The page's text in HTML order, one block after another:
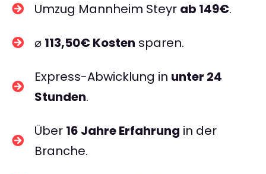
Umzug Mannheim Steyr ab 149€.
⌀ 113,50€ Kosten sparen.
Express-Abwicklung in unter 24
Stunden.
Über 16 Jahre Erfahrung in der
Branche.